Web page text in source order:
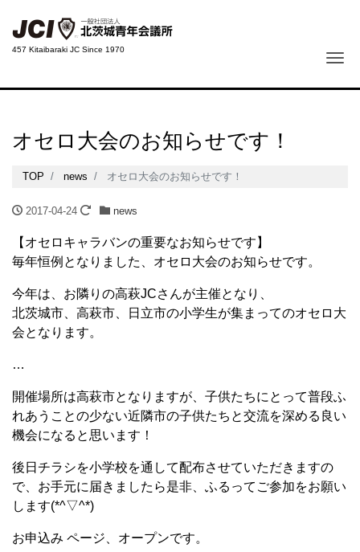
457 Kitaibaraki JC Since 1970
オセロ大会のお知らせです！
TOP news オセロ大会のお知らせです！
2017-04-24 news
【オセロキャラバンの重要なお知らせです】
毎年恒例となりました、オセロ大会のお知らせです。
今年は、お隣りの高萩JCさんが主催となり、
北茨城市、高萩市、日立市の小学生が集まってのオセロ大
会となります。
…
開催場所は高萩市となりますが、子供たちにとって普段ふ
れあうことの少ない近隣市の子供たちと交流を深める良い
機会になると思います！
後日チラシを小学校を通して配布させていただきますの
で、お手元に届きましたら是非、ふるってご参加をお願い
します(*^▽^*)
お申込み ページ、オープンです。